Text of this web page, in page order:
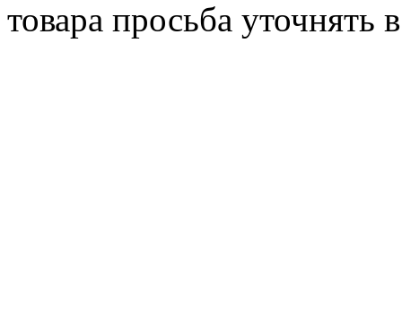
товара просьба уточнять